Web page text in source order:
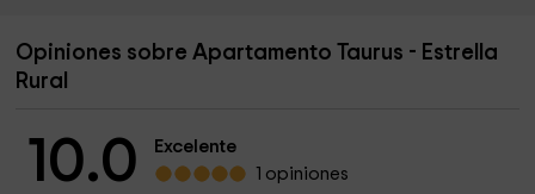
Opiniones sobre Apartamento Taurus - Estrella
Rural
10.0
Excelente
1 opiniones